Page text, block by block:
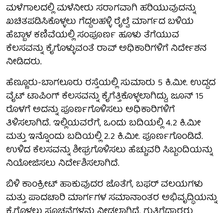
ಮಳೆಗಾಲದಲ್ಲಿ ಮಳೆನೀರು ಸರಾಗವಾಗಿ ಹರಿಯುವುದನ್ನು
ಖಚಿತಪಡಿಸಿಕೊಳ್ಳಲು ಗೆದ್ದಲಹಳ್ಳಿ ರೈಲ್ವೆ ಮಾರ್ಗದ ಬಳಿಯ
ಹೆಬ್ಬಾಳ ಕಣಿವೆಯಲ್ಲಿ ಸಂಪೂರ್ಣ ಹೂಳು ತೆಗೆಯುವ
ಕೆಲಸವನ್ನು ಕೈಗೊಳ್ಳುವಂತೆ ರಾವ್ ಅಧಿಕಾರಿಗಳಿಗೆ ನಿರ್ದೇಶನ
ನೀಡಿದರು.
ಹೆಣ್ಣೂರು-ಬಾಗಲೂರು ರಸ್ತೆಯಲ್ಲಿ ಸುಮಾರು 5 ಕಿ.ಮೀ. ಉದ್ದದ
ವೈಟ್ ಟಾಪಿಂಗ್ ಕೆಲಸವನ್ನು ಕೈಗೆತ್ತಿಕೊಳ್ಳಲಾಗಿದ್ದು, ಜೂನ್ 15
ರೊಳಗೆ ಅದನ್ನು ಪೂರ್ಣಗೊಳಿಸಲು ಅಧಿಕಾರಿಗಳಿಗೆ
ತಿಳಿಸಲಾಗಿದೆ. ಇಲ್ಲಿಯವರೆಗೆ, ಒಂದು ಬದಿಯಲ್ಲಿ 4.2 ಕಿ.ಮೀ
ಮತ್ತು ಇನ್ನೊಂದು ಬದಿಯಲ್ಲಿ 2.2 ಕಿ.ಮೀ. ಪೂರ್ಣಗೊಂಡಿದೆ.
ಉಳಿದ ಕೆಲಸವನ್ನು ಶೀಘ್ರಗೊಳಿಸಲು ಹೆಚ್ಚುವರಿ ಸಿಬ್ಬಂದಿಯನ್ನು
ನಿಯೋಜಿಸಲು ನಿರ್ದೇಶಿಸಲಾಗಿದೆ.
ಬಿಳಿ ಕಾಂಕ್ರೀಟ್ ಹಾಕುವುದರ ಜೊತೆಗೆ, ಬಫರ್ ವಲಯಗಳು
ಮತ್ತು ಪಾದಚಾರಿ ಮಾರ್ಗಗಳ ಸಮಾನಾಂತರ ಅಭಿವೃದ್ಧಿಯನ್ನು